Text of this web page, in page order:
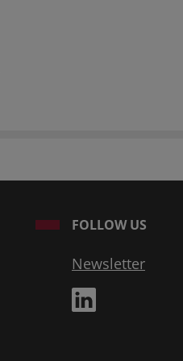
FOLLOW US
Newsletter